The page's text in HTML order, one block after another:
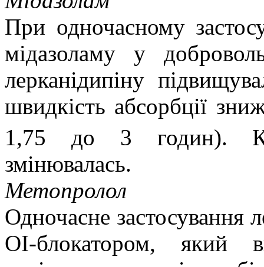
При одночасному
мідазоламу у
лерканідипіну
швидкість абсорбції
1,75 до 3 годин).
змінювалась.
Метопролол
Одночасне застосування
ОІ-блокатором, який